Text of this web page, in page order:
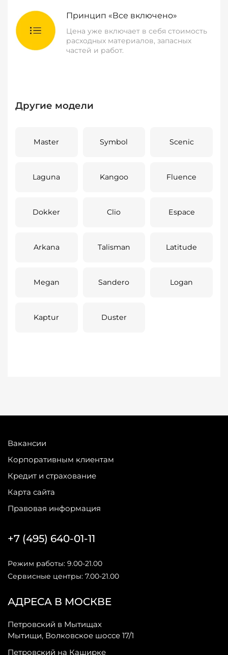
Принцип «Все включено»
Цена уже включает в себя стоимость
расходных материалов, запасных
частей и работ.
Другие модели
Master Symbol Scenic
Laguna Kangoo Fluence
Dokker Clio Espace
Arkana Talisman Latitude
Megan Sandero Logan
Kaptur Duster
Вакансии
Корпоративным клиентам
Кредит и страхование
Карта сайта
Правовая информация
АДРЕСА В МОСКВЕ
Петровский в Мытищах
Мытищи, Волковское шоссе 17/1
Петровский на Каширке
+7 (495) 640-01-11
Режим работы: 9.00-21.00
Сервисные центры: 7.00-21.00